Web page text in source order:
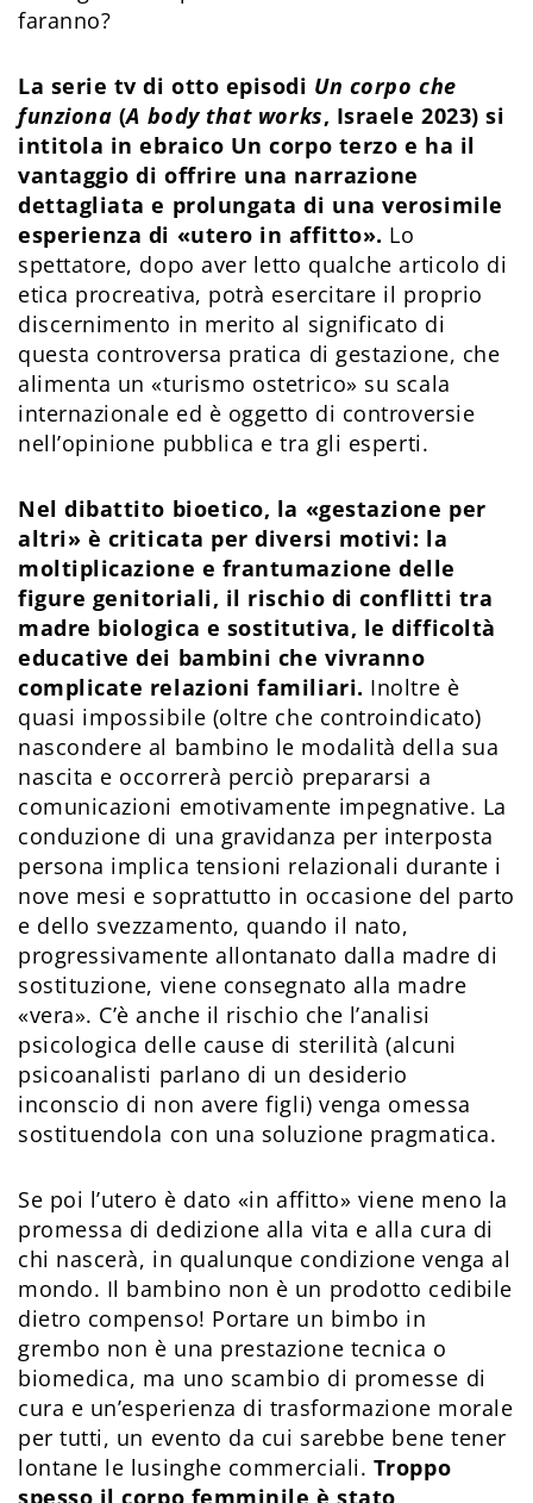
faranno?
La serie tv di otto episodi Un corpo che
funziona (A body that works, Israele 2023) si
intitola in ebraico Un corpo terzo e ha il
vantaggio di offrire una narrazione
dettagliata e prolungata di una verosimile
esperienza di «utero in affitto». Lo
spettatore, dopo aver letto qualche articolo di
etica procreativa, potrà esercitare il proprio
discernimento in merito al significato di
questa controversa pratica di gestazione, che
alimenta un «turismo ostetrico» su scala
internazionale ed è oggetto di controversie
nell’opinione pubblica e tra gli esperti.
Nel dibattito bioetico, la «gestazione per
altri» è criticata per diversi motivi: la
moltiplicazione e frantumazione delle
figure genitoriali, il rischio di conflitti tra
madre biologica e sostitutiva, le difficoltà
educative dei bambini che vivranno
complicate relazioni familiari. Inoltre è
quasi impossibile (oltre che controindicato)
nascondere al bambino le modalità della sua
nascita e occorrerà perciò prepararsi a
comunicazioni emotivamente impegnative. La
conduzione di una gravidanza per interposta
persona implica tensioni relazionali durante i
nove mesi e soprattutto in occasione del parto
e dello svezzamento, quando il nato,
progressivamente allontanato dalla madre di
sostituzione, viene consegnato alla madre
«vera». C’è anche il rischio che l’analisi
psicologica delle cause di sterilità (alcuni
psicoanalisti parlano di un desiderio
inconscio di non avere figli) venga omessa
sostituendola con una soluzione pragmatica.
Se poi l’utero è dato «in affitto» viene meno la
promessa di dedizione alla vita e alla cura di
chi nascerà, in qualunque condizione venga al
mondo. Il bambino non è un prodotto cedibile
dietro compenso! Portare un bimbo in
grembo non è una prestazione tecnica o
biomedica, ma uno scambio di promesse di
cura e un’esperienza di trasformazione morale
per tutti, un evento da cui sarebbe bene tener
lontane le lusinghe commerciali. Troppo